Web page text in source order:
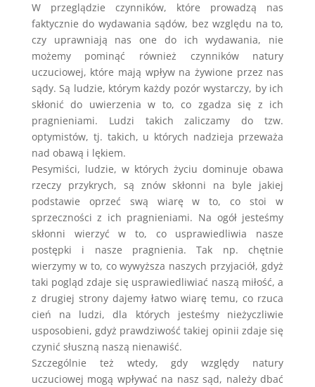
W przeglądzie czynników, które prowadzą nas
faktycznie do wydawania sądów, bez względu na to,
czy uprawniają nas one do ich wydawania, nie
możemy pominąć również czynników natury
uczuciowej, które mają wpływ na żywione przez nas
sądy. Są ludzie, którym każdy pozór wystarczy, by ich
skłonić do uwierzenia w to, co zgadza się z ich
pragnieniami. Ludzi takich zaliczamy do tzw.
optymistów, tj. takich, u których nadzieja przeważa
nad obawą i lękiem.
Pesymiści, ludzie, w których życiu dominuje obawa
rzeczy przykrych, są znów skłonni na byle jakiej
podstawie oprzeć swą wiarę w to, co stoi w
sprzeczności z ich pragnieniami. Na ogół jesteśmy
skłonni wierzyć w to, co usprawiedliwia nasze
postępki i nasze pragnienia. Tak np. chętnie
wierzymy w to, co wywyższa naszych przyjaciół, gdyż
taki pogląd zdaje się usprawiedliwiać naszą miłość, a
z drugiej strony dajemy łatwo wiarę temu, co rzuca
cień na ludzi, dla których jesteśmy nieżyczliwie
usposobieni, gdyż prawdziwość takiej opinii zdaje się
czynić słuszną naszą nienawiść.
Szczególnie też wtedy, gdy względy natury
uczuciowej mogą wpływać na nasz sąd, należy dbać